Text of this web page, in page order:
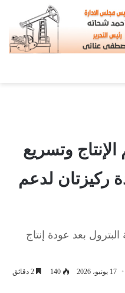
وتسريع
ركيزتان لدعم
بعد عودة إنتاج
17 يونيو، 2026 140